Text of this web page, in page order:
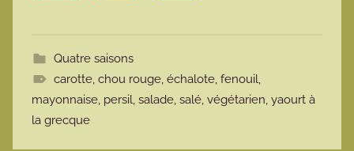
Quatre saisons
carotte, chou rouge, échalote, fenouil,
mayonnaise, persil, salade, salé, végétarien, yaourt à
la grecque